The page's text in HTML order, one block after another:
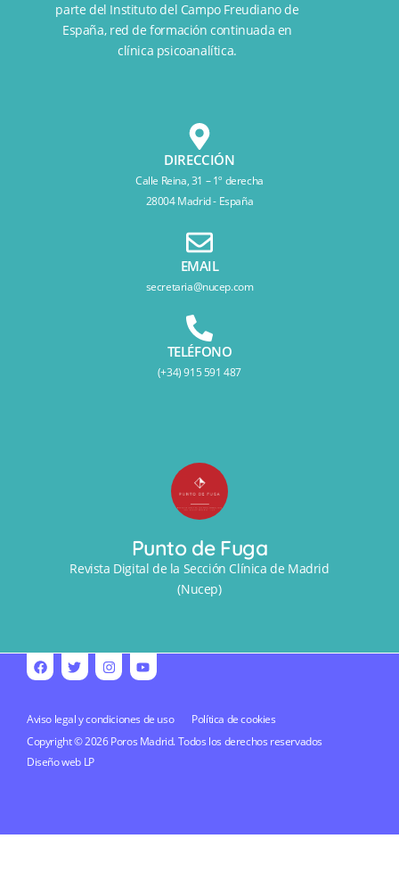
parte del Instituto del Campo Freudiano de
España, red de formación continuada en
clínica psicoanalítica.
DIRECCIÓN
Calle Reina, 31 – 1º derecha
28004 Madrid - España
EMAIL
secretaria@nucep.com
TELÉFONO
(+34) 915 591 487
Punto de Fuga
Revista Digital de la Sección Clínica de Madrid
(Nucep)
Aviso legal y condiciones de uso
Política de cookies
Copyright © 2026 Poros Madrid. Todos los derechos reservados
Diseño web LP